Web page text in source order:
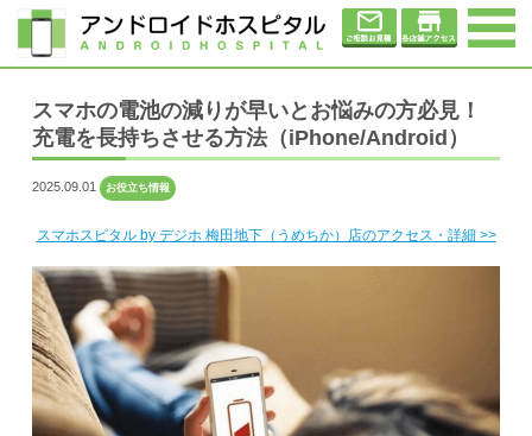
スマホの電池の減りが早いとお悩みの方必見！
充電を長持ちさせる方法（iPhone/Android）
2025.09.01 お役立ち情報
スマホスピタル by デジホ 梅田地下（うめちか）店のアクセス・詳細 >>